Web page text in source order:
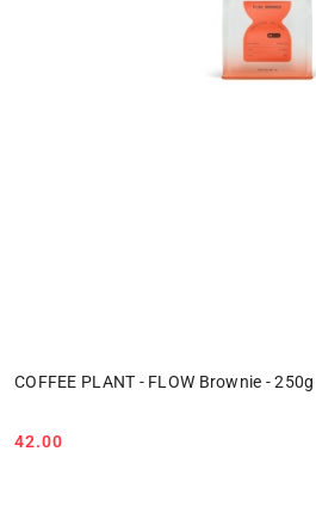
COFFEE PLANT - FLOW Brownie - 250g
Cena:
42.00